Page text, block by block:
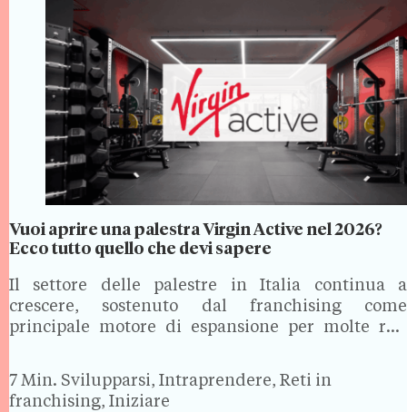
Vuoi aprire una palestra Virgin Active nel 2026?
Ecco tutto quello che devi sapere
Il settore delle palestre in Italia continua a
crescere, sostenuto dal franchising come
principale motore di espansione per molte reti
brand più riconosciuti del fitness premium, segue
però una strada diversa e non…
7 Min. Svilupparsi, Intraprendere, Reti in
franchising, Iniziare